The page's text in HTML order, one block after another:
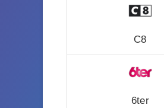
C8
6ter